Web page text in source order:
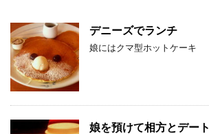
デニーズでランチ
娘にはクマ型ホットケーキ
娘を預けて相方とデート